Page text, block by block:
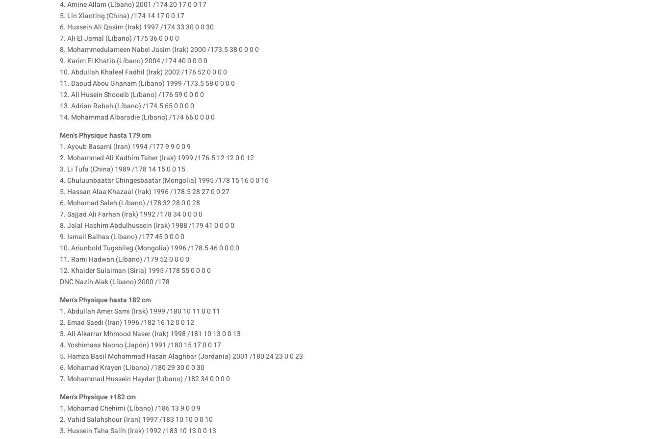
4. Amine Allam (Líbano) 2001 /174 20 17 0 0 17
5. Lin Xiaoting (China) /174 14 17 0 0 17
6. Hussein Ali Qasim (Irak) 1997 /174 33 30 0 0 30
7. Ali El Jamal (Líbano) /175 36 0 0 0 0
8. Mohammedulameen Nabel Jasim (Irak) 2000 /173.5 38 0 0 0 0
9. Karim El Khatib (Líbano) 2004 /174 40 0 0 0 0
10. Abdullah Khaleel Fadhil (Irak) 2002 /176 52 0 0 0 0
11. Daoud Abou Ghanam (Líbano) 1999 /173.5 58 0 0 0 0
12. Ali Husein Shooeib (Líbano) /176 59 0 0 0 0
13. Adrian Rabah (Líbano) /174.5 65 0 0 0 0
14. Mohammad Albaradie (Líbano) /174 66 0 0 0 0
Men’s Physique hasta 179 cm
1. Ayoub Basami (Iran) 1994 /177 9 9 0 0 9
2. Mohammed Ali Kadhim Taher (Irak) 1999 /176.5 12 12 0 0 12
3. Li Tufa (China) 1989 /178 14 15 0 0 15
4. Chuluunbaatar Chingesbaatar (Mongolia) 1995 /178 15 16 0 0 16
5. Hassan Alaa Khazaal (Irak) 1996 /178.5 28 27 0 0 27
6. Mohamad Saleh (Líbano) /178 32 28 0 0 28
7. Sajjad Ali Farhan (Irak) 1992 /178 34 0 0 0 0
8. Jalal Hashim Abdulhussein (Irak) 1988 /179 41 0 0 0 0
9. Ismail Balhas (Líbano) /177 45 0 0 0 0
10. Ariunbold Tugsbileg (Mongolia) 1996 /178.5 46 0 0 0 0
11. Rami Hadwan (Líbano) /179 52 0 0 0 0
12. Khaider Sulaiman (Siria) 1995 /178 55 0 0 0 0
DNC Nazih Alak (Líbano) 2000 /178
Men’s Physique hasta 182 cm
1. Abdullah Amer Sami (Irak) 1999 /180 10 11 0 0 11
2. Emad Saedi (Iran) 1996 /182 16 12 0 0 12
3. Ali Alkarrar Mhmood Naser (Irak) 1998 /181 10 13 0 0 13
4. Yoshimasa Naono (Japón) 1991 /180 15 17 0 0 17
5. Hamza Basil Mohammad Hasan Alaghbar (Jordania) 2001 /180 24 23 0 0 23
6. Mohamad Krayen (Líbano) /180 29 30 0 0 30
7. Mohammad Hussein Haydar (Líbano) /182 34 0 0 0 0
Men’s Physique +182 cm
1. Mohamad Chehimi (Líbano) /186 13 9 0 0 9
2. Vahid Salahshour (Iran) 1997 /183 10 10 0 0 10
3. Hussein Taha Salih (Irak) 1992 /183 10 13 0 0 13